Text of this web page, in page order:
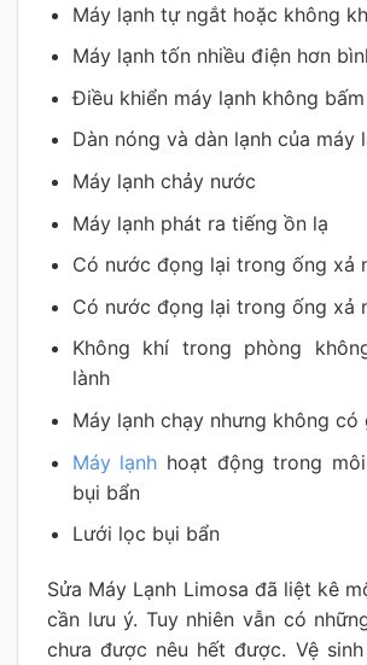
Máy lạnh tự ngắt hoặc không
Máy lạnh tốn nhiều điện hơn
Điều khiển máy lạnh không
Dàn nóng và dàn lạnh của máy
Máy lạnh chảy nước
Máy lạnh phát ra tiếng ồn lạ
Có nước đọng lại trong ống xả
Có nước đọng lại trong ống xả
Không khí trong phòng
lành
Máy lạnh chạy nhưng không có
Máy lạnh hoạt động trong
bụi bẩn
Lưới lọc bụi bẩn
Sửa Máy Lạnh Limosa đã liệt kê
cần lưu ý. Tuy nhiên vẫn có
chưa được nêu hết được. Vệ